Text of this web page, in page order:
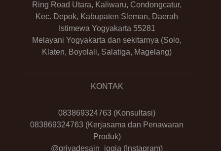
Ring Road Utara, Kaliwaru, Condongcatur,
Kec. Depok, Kabupaten Sleman, Daerah
Istimewa Yogyakarta 55281
Melayani Yogyakarta dan sekitarnya (Solo,
Klaten, Boyolali, Salatiga, Magelang)
KONTAK
083869324763 (Konsultasi)
083869324763 (Kerjasama dan Penawaran
Produk)
@griyadesain_jogja (Instagram)